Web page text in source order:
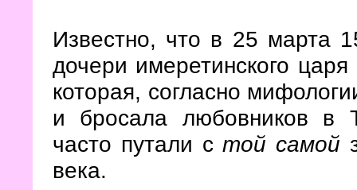
Известно, что в 25 марта
дочери имеретинского
которая, согласно
и бросала любовников в
часто путали стой самой
века.